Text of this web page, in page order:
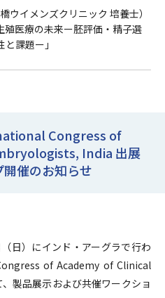
ウイメンズクリニック 培養士）
殖医療の未来ー胚評価・精子選
課題ー」
Congress of
India 出展
催のお知らせ
日）にインド・アーグラで行わ
of Academy of Clinical
製品展示および共催ワークショ